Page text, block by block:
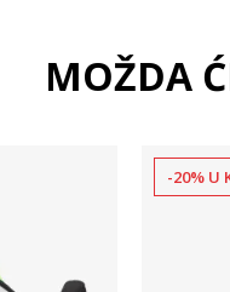
MOŽDA
-20% U